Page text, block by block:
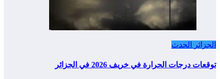
الجزائر الحدث
توقعات درجات الحرارة في خريف 2026 في الجزائر